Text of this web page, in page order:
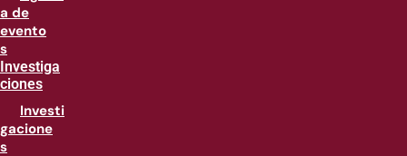
a de
evento
s
Investiga
ciones
Investi
gacione
s